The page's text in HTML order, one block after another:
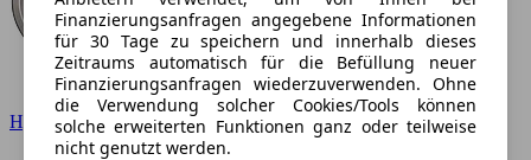
Hyundai
Finanzierungsanfragen angegebene Informationen
für 30 Tage zu speichern und innerhalb dieses
Zeitraums automatisch für die Befüllung neuer
Finanzierungsanfragen wiederzuverwenden. Ohne
die Verwendung solcher Cookies/Tools können
solche erweiterten Funktionen ganz oder teilweise
nicht genutzt werden.